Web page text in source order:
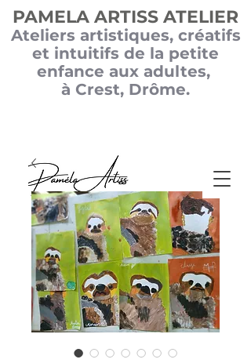
PAMELA ARTISS ATELIER
Ateliers artistiques, créatifs
et intuitifs de la petite
enfance aux adultes,
à Crest, Drôme.